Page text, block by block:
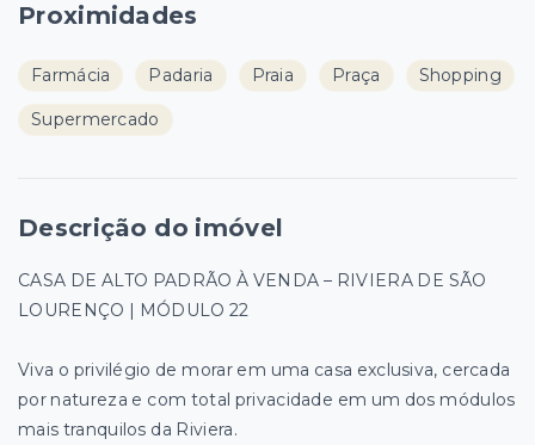
Proximidades
Farmácia Padaria Praia Praça Shopping
Supermercado
Descrição do imóvel
CASA DE ALTO PADRÃO À VENDA – RIVIERA DE SÃO
LOURENÇO | MÓDULO 22
Viva o privilégio de morar em uma casa exclusiva, cercada
por natureza e com total privacidade em um dos módulos
mais tranquilos da Riviera.